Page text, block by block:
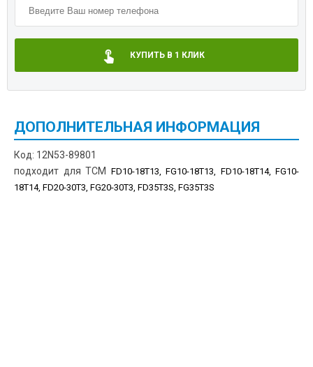
КУПИТЬ В 1 КЛИК
ДОПОЛНИТЕЛЬНАЯ ИНФОРМАЦИЯ
Код: 12N53-89801
подходит для TCM FD10-18T13, FG10-18T13, FD10-18T14, FG10-
18T14, FD20-30T3, FG20-30T3, FD35T3S, FG35T3S